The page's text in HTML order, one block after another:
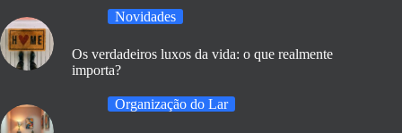
Novidades
Os verdadeiros luxos da vida: o que realmente
importa?
Organização do Lar